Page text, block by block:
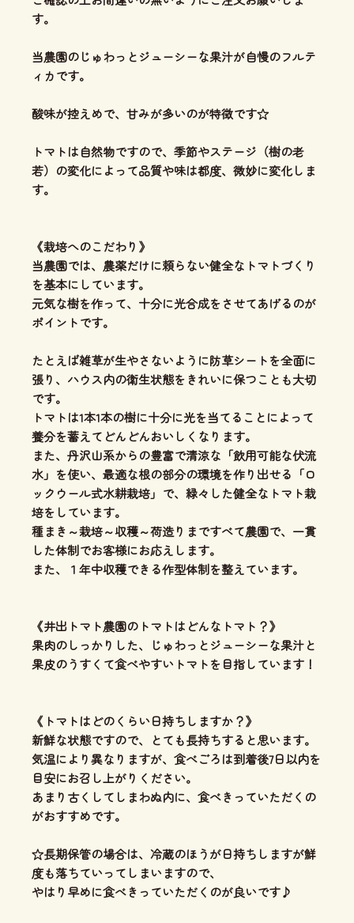
す。
当農園のじゅわっとジューシーな果汁が自慢のフルテ
ィカです。
酸味が控えめで、甘みが多いのが特徴です☆
トマトは自然物ですので、季節やステージ（樹の老
若）の変化によって品質や味は都度、微妙に変化しま
す。
《栽培へのこだわり》
当農園では、農薬だけに頼らない健全なトマトづくり
を基本にしています。
元気な樹を作って、十分に光合成をさせてあげるのが
ポイントです。
たとえば雑草が生やさないように防草シートを全面に
張り、ハウス内の衛生状態をきれいに保つことも大切
です。
トマトは1本1本の樹に十分に光を当てることによって
養分を蓄えてどんどんおいしくなります。
また、丹沢山系からの豊富で清涼な「飲用可能な伏流
水」を使い、最適な根の部分の環境を作り出せる「ロ
ックウール式水耕栽培」で、緑々した健全なトマト栽
培をしています。
種まき～栽培～収穫～荷造りまですべて農園で、一貫
した体制でお客様にお応えします。
また、１年中収穫できる作型体制を整えています。
《井出トマト農園のトマトはどんなトマト？》
果肉のしっかりした、じゅわっとジューシーな果汁と
果皮のうすくて食べやすいトマトを目指しています！
《トマトはどのくらい日持ちしますか？》
新鮮な状態ですので、とても長持ちすると思います。
気温により異なりますが、食べごろは到着後7日以内を
目安にお召し上がりください。
あまり古くしてしまわぬ内に、食べきっていただくの
がおすすめです。
☆長期保管の場合は、冷蔵のほうが日持ちしますが鮮
度も落ちていってしまいますので、
やはり早めに食べきっていただくのが良いです♪